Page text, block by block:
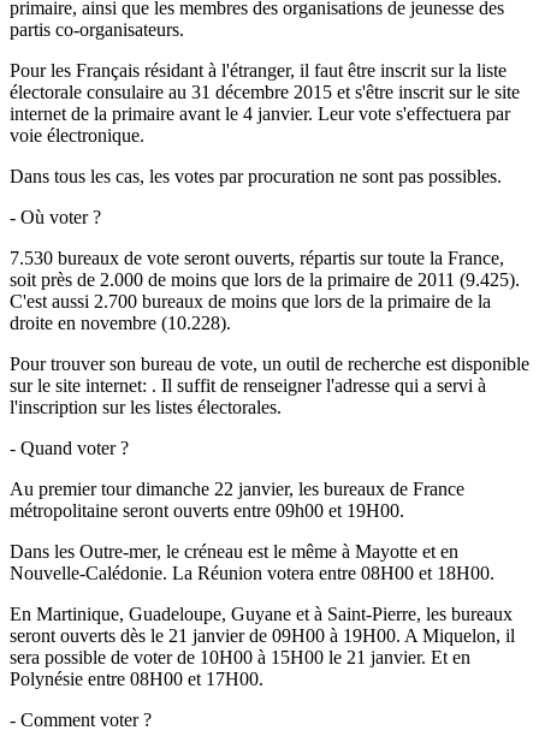
primaire, ainsi que les membres des organisations de jeunesse des
partis co-organisateurs.
Pour les Français résidant à l'étranger, il faut être inscrit sur la liste
électorale consulaire au 31 décembre 2015 et s'être inscrit sur le site
internet de la primaire avant le 4 janvier. Leur vote s'effectuera par
voie électronique.
Dans tous les cas, les votes par procuration ne sont pas possibles.
- Où voter ?
7.530 bureaux de vote seront ouverts, répartis sur toute la France,
soit près de 2.000 de moins que lors de la primaire de 2011 (9.425).
C'est aussi 2.700 bureaux de moins que lors de la primaire de la
droite en novembre (10.228).
Pour trouver son bureau de vote, un outil de recherche est disponible
sur le site internet: . Il suffit de renseigner l'adresse qui a servi à
l'inscription sur les listes électorales.
- Quand voter ?
Au premier tour dimanche 22 janvier, les bureaux de France
métropolitaine seront ouverts entre 09h00 et 19H00.
Dans les Outre-mer, le créneau est le même à Mayotte et en
Nouvelle-Calédonie. La Réunion votera entre 08H00 et 18H00.
En Martinique, Guadeloupe, Guyane et à Saint-Pierre, les bureaux
seront ouverts dès le 21 janvier de 09H00 à 19H00. A Miquelon, il
sera possible de voter de 10H00 à 15H00 le 21 janvier. Et en
Polynésie entre 08H00 et 17H00.
- Comment voter ?